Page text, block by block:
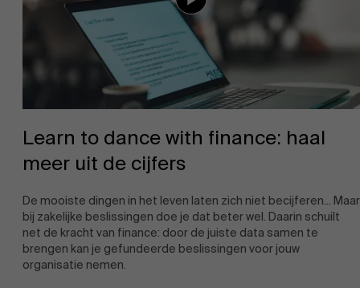
Learn to dance with finance: haal
meer uit de cijfers
De mooiste dingen in het leven laten zich niet becijferen... Maar
bij zakelijke beslissingen doe je dat beter wel. Daarin schuilt
net de kracht van finance: door de juiste data samen te
brengen kan je gefundeerde beslissingen voor jouw
organisatie nemen.